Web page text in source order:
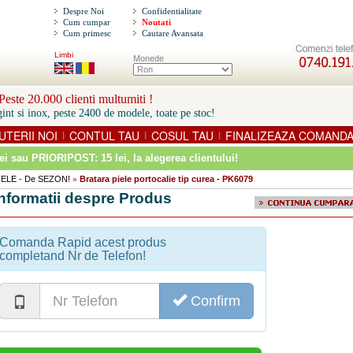
Despre Noi
Cum cumpar
Cum primesc
Confidentialitate
Noutati
Cautare Avansata
Limbi Monede
20.000 clienti multumiti !
si inox, peste 2400 de modele, toate pe stoc!
NOI | CONTUL TAU | COSUL TAU | FINALIZEAZA COMANDA
sau PRIORIPOST: 15 lei, la alegerea clientului!
- De SEZON! » Bratara piele portocalie tip curea - PK6079
despre Produs
Comanda Rapid acest produs
completand Nr de Telefon!
Confirm